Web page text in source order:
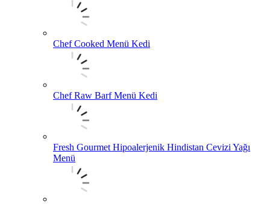
Chef Cooked Menü Kedi
Chef Raw Barf Menü Kedi
Fresh Gourmet Hipoalerjenik Hindistan Cevizi Yağı
Menü